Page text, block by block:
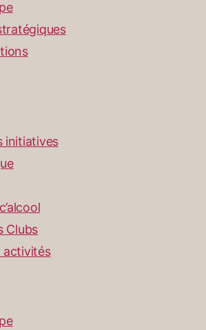
initiatives
Clubs
activités